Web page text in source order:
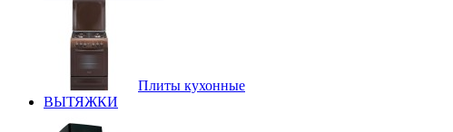
Плиты кухонные
ВЫТЯЖКИ